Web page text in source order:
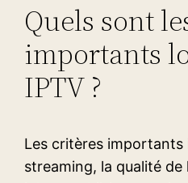
Quels sont
importants
IPTV ?
Les critères
streaming, la qualité de